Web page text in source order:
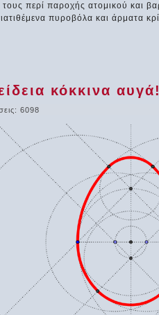
περί παροχής ατομικού και
πυροβόλα και άρματα
κόκκινα αυγά!
6098